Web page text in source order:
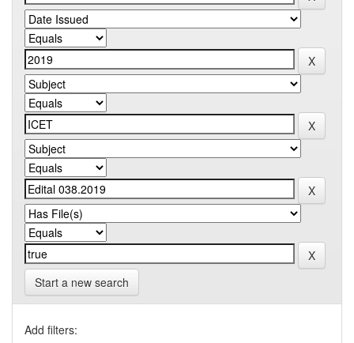
Start a new search
Add filters: